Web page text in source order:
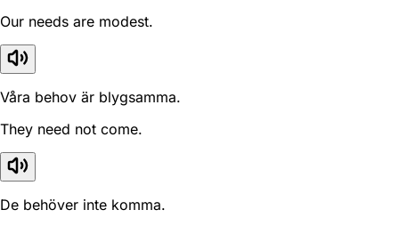
Our needs are modest.
Våra behov är blygsamma.
They need not come.
De behöver inte komma.